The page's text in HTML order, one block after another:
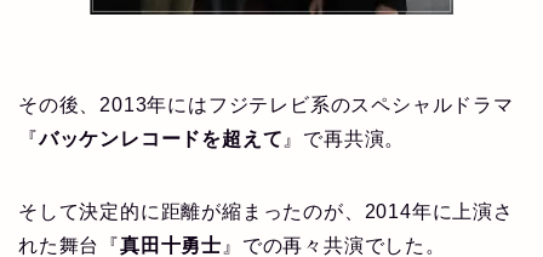
その後、2013年にはフジテレビ系のスペシャルドラマ
『バッケンレコードを超えて 』で再共演。
そして決定的に距離が縮まったのが、2014年に上演さ
れた舞台『真田十勇士 』での再々共演でした。